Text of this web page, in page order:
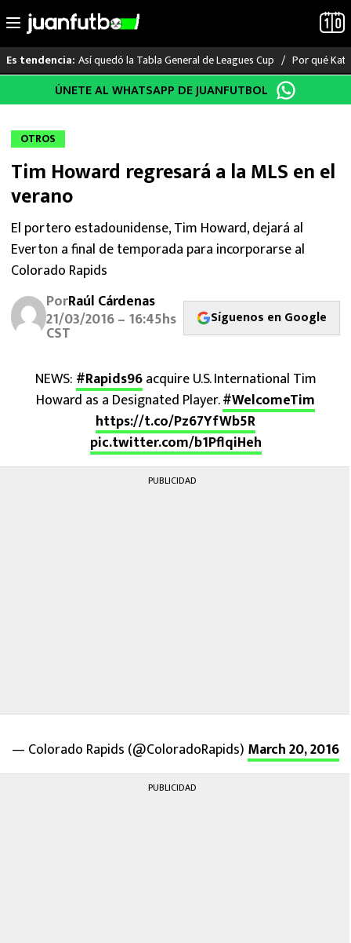
al
Es tendencia: Así quedó la Tabla General de Leagues Cup Por qué
LO ÚLTIMO
LIGA MX
RAYADOS
ATLANTE
FUTBOL INTERNACIONAL
FUTBOL ESTUFA
ÚNETE AL WHATSAPP DE JUANFUTBOL
OTROS
Tim Howard regresará a la MLS en el
verano
El portero estadounidense, Tim Howard, dejará al
Everton a final de temporada para incorporarse al
Colorado Rapids
PorRaúl Cárdenas
21/03/2016 – 16:45hs
CST
Síguenos en Google
NEWS: #Rapids96acquire U.S. International Tim
Howard as a Designated Player.#WelcomeTim
https://t.co/Pz67YfWb5R
pic.twitter.com/b1PflqiHeh
PUBLICIDAD
— Colorado Rapids (@ColoradoRapids) March 20, 2016
PUBLICIDAD